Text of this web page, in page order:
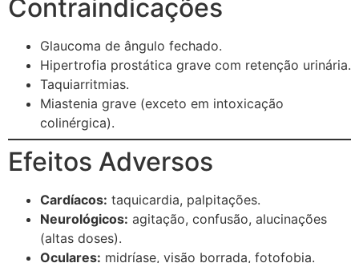
Contraindicações
Glaucoma de ângulo fechado.
Hipertrofia prostática grave com retenção urinária.
Taquiarritmias.
Miastenia grave (exceto em intoxicação
colinérgica).
Efeitos Adversos
Cardíacos: taquicardia, palpitações.
Neurológicos: agitação, confusão, alucinações
(altas doses).
Oculares: midríase, visão borrada, fotofobia.